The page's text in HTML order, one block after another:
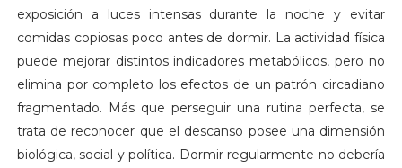
exposición a luces intensas durante la noche y evitar
comidas copiosas poco antes de dormir. La actividad física
puede mejorar distintos indicadores metabólicos, pero no
elimina por completo los efectos de un patrón circadiano
fragmentado. Más que perseguir una rutina perfecta, se
trata de reconocer que el descanso posee una dimensión
biológica, social y política. Dormir regularmente no debería